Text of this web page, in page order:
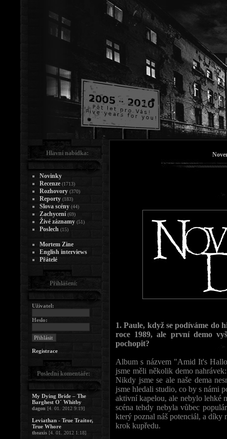
1. Paule, když se podíváme
roce 1989, ale první demo
pochopit?
Album s názvem "Amid It's
jsme měli několik demo
Nikdy jsme se ale naše dema
jsme hledali studio, co by s námi
aktivní kapelou, ale nebylo lehké
scéna tehdy nebyla vůbec
který poznal náš potenciál, a
krok kupředu.
Hlavní nabídka:
Novinky
Recenze (1713)
Rozhovory (370)
Reporty (183)
Slova scény (44)
Zachycení (69)
Živé záznamy (51)
Poslech (15)
Mortem Zine
English interviews
Přátelé
Přihlášení:
Uživatel:
Heslo:
Registrace
Poslední komentáře:
My Dying Bride – The
Barghest O´ Whitby
dagon [4. 01. 2012 9:19]
Leviathan - True Traitor,
True Whore
theaxis [4. 01. 2012 1:18]